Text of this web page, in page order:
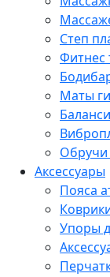
Степ
Фитнес
Маты
Обручи
Аксессуары
Пояса
Упоры